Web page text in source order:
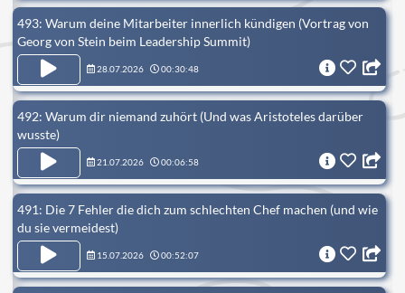
493: Warum deine Mitarbeiter innerlich kündigen (Vortrag von
Georg von Stein beim Leadership Summit)
28.07.2026 00:30:48
492: Warum dir niemand zuhört (Und was Aristoteles darüber
wusste)
21.07.2026 00:06:58
491: Die 7 Fehler die dich zum schlechten Chef machen (und wie
du sie vermeidest)
15.07.2026 00:52:07